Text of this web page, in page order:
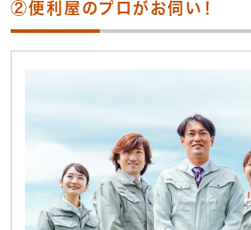
②便利屋のプロがお伺い！